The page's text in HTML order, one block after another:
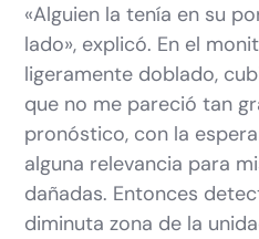
«Alguien la tenía en su
lado», explicó. En el
ligeramente doblado,
que no me pareció tan
pronóstico, con la
alguna relevancia para
dañadas. Entonces
diminuta zona de la